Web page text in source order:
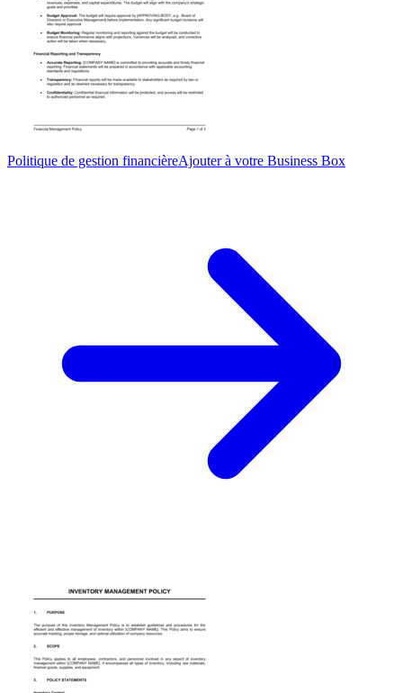
Politique de gestion financièreAjouter à votre Business Box